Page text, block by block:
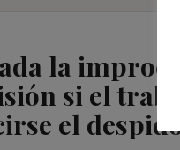
la
si el
el